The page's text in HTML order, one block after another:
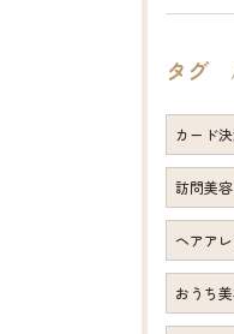
タグ
カード
訪問美容
ヘアア
おうち